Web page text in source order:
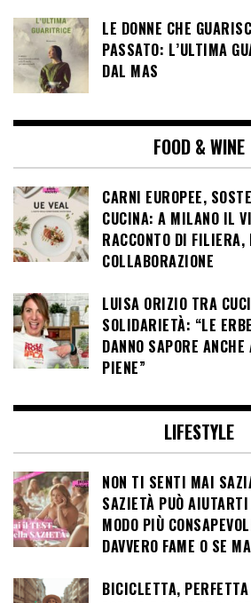
LE DONNE CHE
PASSATO: L’ULTIMA
DAL MAS
FOOD & WINE
CARNI EUROPEE,
CUCINA: A MILANO IL
RACCONTO DI FILIERA,
COLLABORAZIONE
LUISA ORIZIO TRA
SOLIDARIETÀ: “LE
DANNO SAPORE
PIENE”
LIFESTYLE
NON TI SENTI MAI
SAZIETÀ PUÒ
MODO PIÙ
DAVVERO FAME O SE
BICICLETTA,